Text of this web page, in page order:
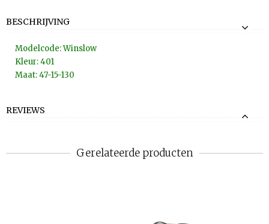
BESCHRIJVING
Modelcode: Winslow
Kleur: 401
Maat: 47-15-130
REVIEWS
Gerelateerde producten